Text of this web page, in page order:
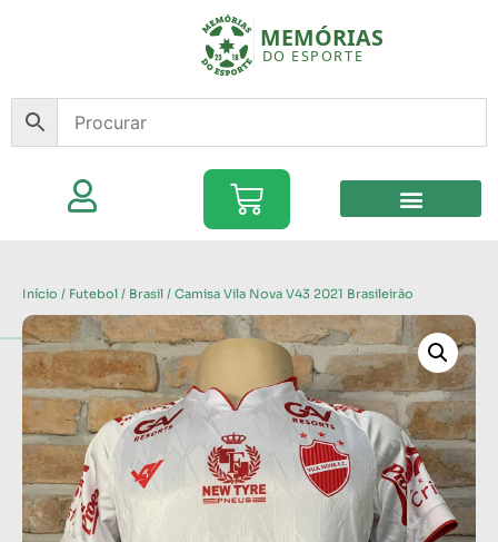
Início / Futebol / Brasil / Camisa Vila Nova V43 2021 Brasileirão